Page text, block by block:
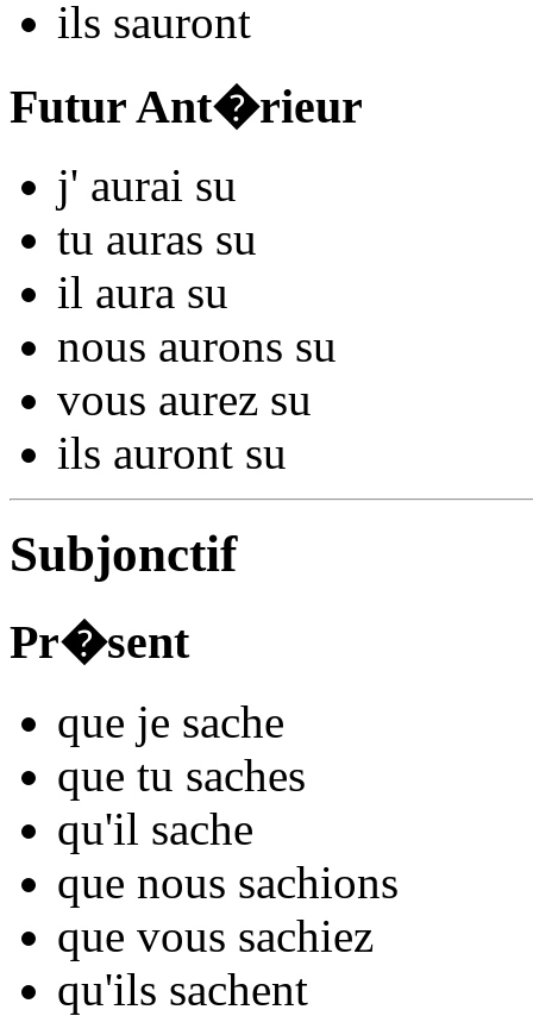
ils sauront
Futur Ant�rieur
j' aurai su
tu auras su
il aura su
nous aurons su
vous aurez su
ils auront su
Subjonctif
Pr�sent
que je sache
que tu saches
qu'il sache
que nous sachions
que vous sachiez
qu'ils sachent